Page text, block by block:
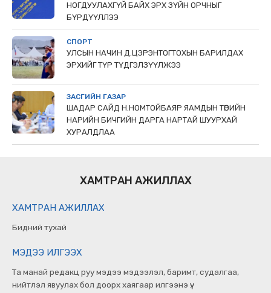
НОГДУУЛАХГҮЙ БАЙХ ЭРХ ЗҮЙН ОРЧНЫГ
БҮРДҮҮЛЛЭЭ
СПОРТ
УЛСЫН НАЧИН Д.ЦЭРЭНТОГТОХЫН БАРИЛДАХ
ЭРХИЙГ ТҮР ТҮДГЭЛЗҮҮЛЖЭЭ
ЗАСГИЙН ГАЗАР
ШАДАР САЙД Н.НОМТОЙБАЯР ЯАМДЫН ТӨРИЙН
НАРИЙН БИЧГИЙН ДАРГА НАРТАЙ ШУУРХАЙ
ХУРАЛДЛАА
ХАМТРАН АЖИЛЛАХ
ХАМТРАН АЖИЛЛАХ
Бидний тухай
МЭДЭЭ ИЛГЭЭХ
Та манай редакц руу мэдээ мэдээлэл, баримт, судалгаа,
нийтлэл явуулах бол доорх хаягаар илгээнэ үү.